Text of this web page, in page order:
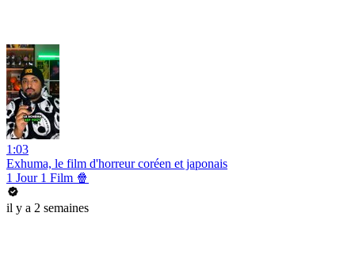
1:03
Exhuma, le film d'horreur coréen et japonais
1 Jour 1 Film 🍿
il y a 2 semaines